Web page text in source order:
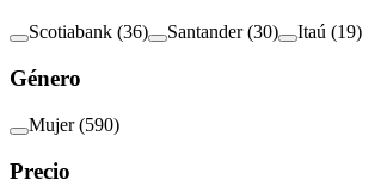
Scotiabank (36) Santander (30) Itaú (19)
Género
Mujer (590)
Precio